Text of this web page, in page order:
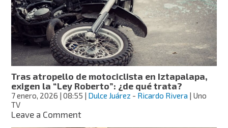
en
Iztapalapa
podría
enfrentar
hasta
40
años
de
prisión:
abogado
Tras atropello de motociclista en Iztapalapa,
exigen la “Ley Roberto”: ¿de qué trata?
7 enero, 2026 | 08:55 | Dulce Juárez - Ricardo Rivera | Uno
TV
Leave a Commenton